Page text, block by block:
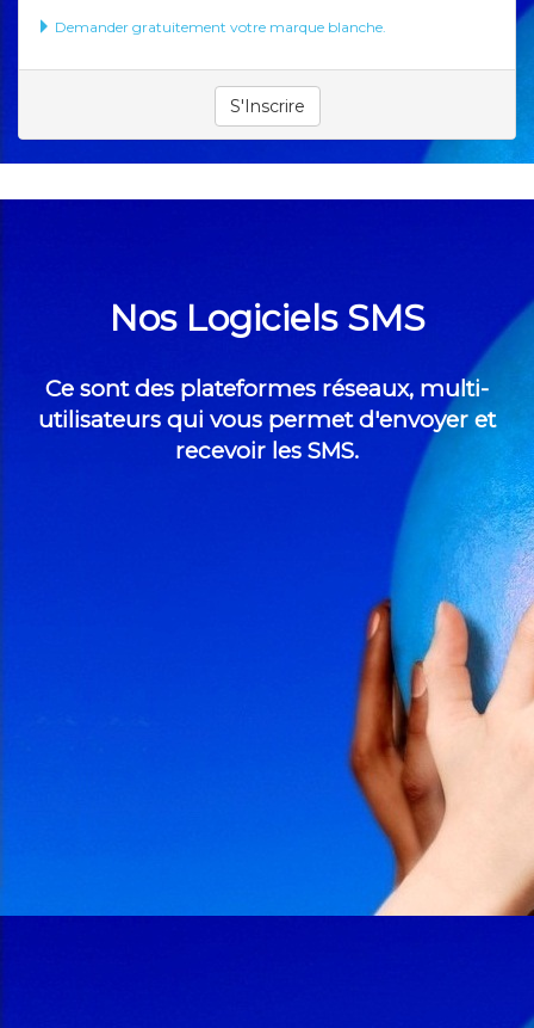
Demander gratuitement votre marque blanche.
S'Inscrire
Nos Logiciels SMS
Ce sont des plateformes réseaux, multi-
utilisateurs qui vous permet d'envoyer et
recevoir les SMS.